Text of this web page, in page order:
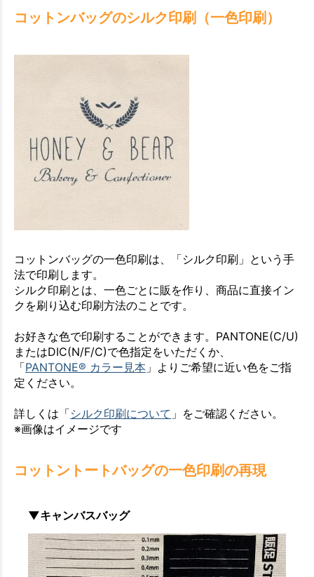
コットンバッグのシルク印刷（一色印刷）
コットンバッグの一色印刷は、「シルク印刷」という手
法で印刷します。
シルク印刷とは、一色ごとに販を作り、商品に直接イン
クを刷り込む印刷方法のことです。
お好きな色で印刷することができます。PANTONE(C/U)
またはDIC(N/F/C)で色指定をいただくか、
「PANTONE® カラー見本 」よりご希望に近い色をご指
定ください。
詳しくは「シルク印刷について 」をご確認ください。
※画像はイメージです
コットントートバッグの一色印刷の再現
▼キャンバスバッグ